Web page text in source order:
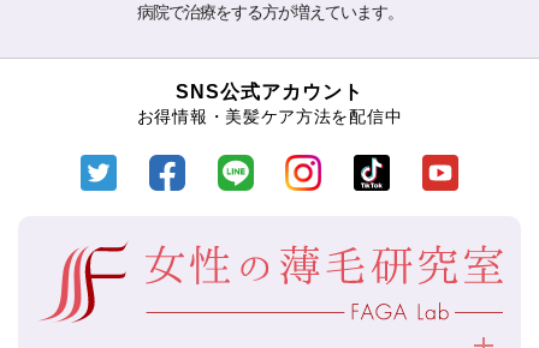
病院で治療をする方が増えています。
SNS公式アカウント
お得情報・美髪ケア方法を配信中